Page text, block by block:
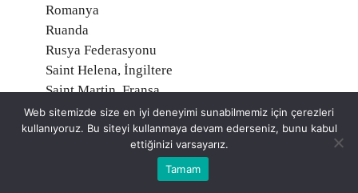
Romanya
Ruanda
Rusya Federasyonu
Saint Helena, İngiltere
Saint Martin, Fransa
Saint Pierre ve Miquelon, Fransa
Samoa
Web sitemizde size en iyi deneyimi sunabilmemiz için çerezleri
kullanıyoruz. Bu siteyi kullanmaya devam ederseniz, bunu kabul
ettiğinizi varsayarız.
Tamam